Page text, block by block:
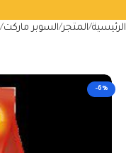
الرئيسية المتجر السوبر ماركت
-6%